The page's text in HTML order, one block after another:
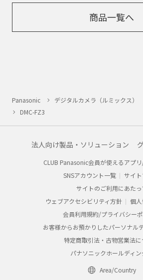
商品一覧へ
Panasonic デジタルカメラ（ルミックス）
DMC-FZ3
法人向け製品・ソリューション
CLUB Panasonic会員が使えるアプ
SNSアカウント一覧
サイ
サイトのご利用にあたっ
ウェブアクセシビリティ方針
個
会員利用規約/プライバシー
お客様からお預かりしたパーソナル
特定商取引法・古物営業法に
パナソニックホールディン
Area/Country